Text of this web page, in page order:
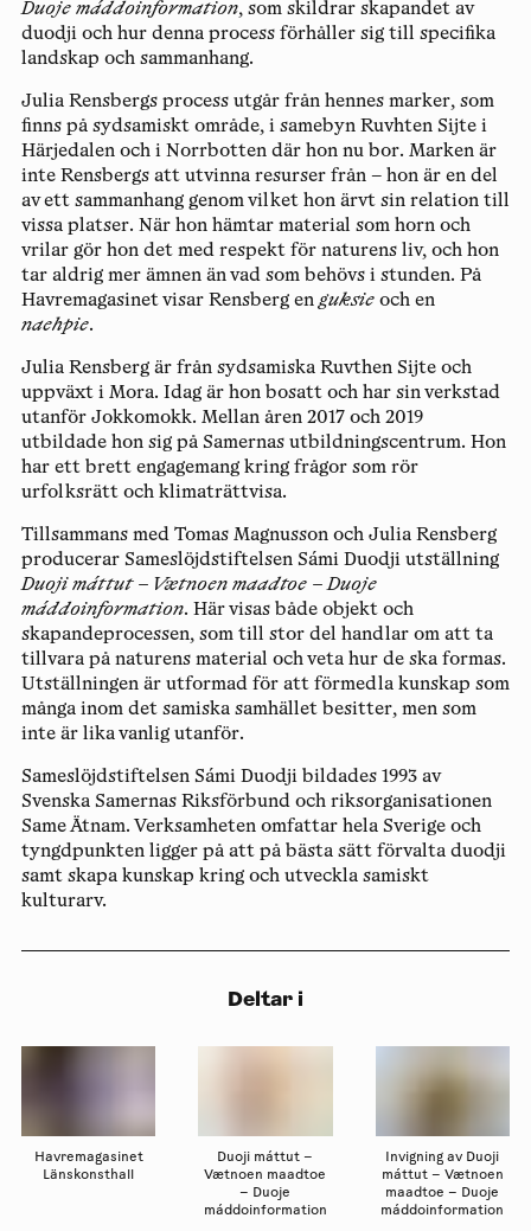
Duoje máddoinformation, som skildrar skapandet av
duodji och hur denna process förhåller sig till specifika
landskap och sammanhang.
Julia Rensbergs process utgår från hennes marker, som
finns på sydsamiskt område, i samebyn Ruvhten Sijte i
Härjedalen och i Norrbotten där hon nu bor. Marken är
inte Rensbergs att utvinna resurser från – hon är en del
av ett sammanhang genom vilket hon ärvt sin relation till
vissa platser. När hon hämtar material som horn och
vrilar gör hon det med respekt för naturens liv, och hon
tar aldrig mer ämnen än vad som behövs i stunden. På
Havremagasinet visar Rensberg enguksieoch en
naehpie.
Julia Rensberg är från sydsamiska Ruvthen Sijte och
uppväxt i Mora. Idag är hon bosatt och har sin verkstad
utanför Jokkomokk. Mellan åren 2017 och 2019
utbildade hon sig på Samernas utbildningscentrum. Hon
har ett brett engagemang kring frågor som rör
urfolksrätt och klimaträttvisa.
Tillsammans med Tomas Magnusson och Julia Rensberg
producerar Sameslöjdstiftelsen Sámi Duodji utställning
Duoji máttut – Vætnoen maadtoe – Duoje
máddoinformation. Här visas både objekt och
skapandeprocessen, som till stor del handlar om att ta
tillvara på naturens material och veta hur de ska formas.
Utställningen är utformad för att förmedla kunskap som
många inom det samiska samhället besitter, men som
inte är lika vanlig utanför.
Sameslöjdstiftelsen Sámi Duodji bildades 1993 av
Svenska Samernas Riksförbund och riksorganisationen
Same Ätnam. Verksamheten omfattar hela Sverige och
tyngdpunkten ligger på att på bästa sätt förvalta duodji
samt skapa kunskap kring och utveckla samiskt
kulturarv.
Deltar i
Havremagasinet
Länskonsthall
Duoji máttut –
Vætnoen maadtoe
– Duoje
máddoinformation
Invigning av Duoji
máttut – Vætnoen
maadtoe – Duoje
máddoinformation